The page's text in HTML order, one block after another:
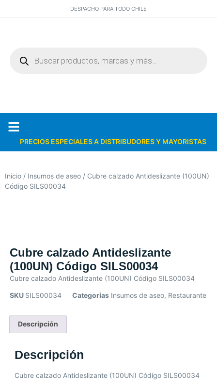
DESPACHO PARA TODO CHILE
PRECIOS ESPECIALES A DISTRIBUDORES Y MAYORISTAS
Inicio / Insumos de aseo / Cubre calzado Antideslizante (100UN)
Código SILS00034
Cubre calzado Antideslizante
(100UN) Código SILS00034
Cubre calzado Antideslizante (100UN) Código SILS00034
SKU SILS00034 Categorías Insumos de aseo, Restaurante
Descripción
Descripción
Cubre calzado Antideslizante (100UN) Código SILS00034